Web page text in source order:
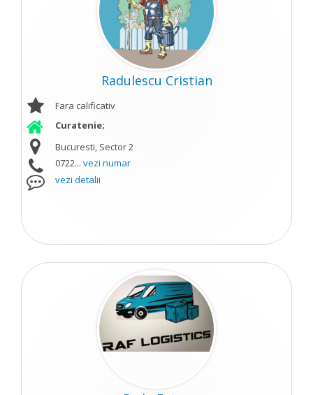
Radulescu Cristian
Fara calificativ
Curatenie;
Bucuresti, Sector 2
0722... vezi numar
vezi detalii